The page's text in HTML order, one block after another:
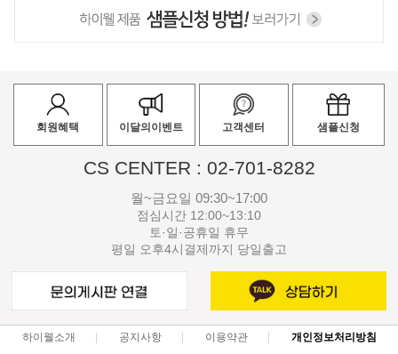
회원혜택 이달의이벤트 고객센터 샘플신청
CS CENTER : 02-701-8282
월~금요일 09:30~17:00
점심시간 12:00~13:10
토·일·공휴일 휴무
평일 오후4시결제까지 당일출고
하이웰소개 공지사항 이용약관 개인정보처리방침